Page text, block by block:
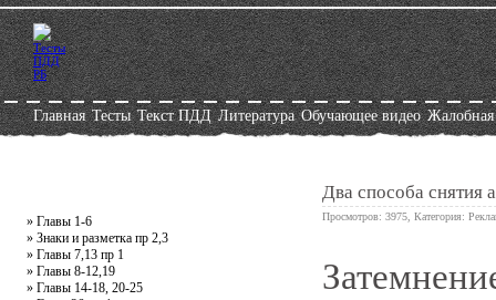
Главная Тесты Текст ПДД Литература Обучающее видео Жалобная
» Главы 1-6
» Знаки и разметка пр 2,3
» Главы 7,13 пр 1
» Главы 8-12,19
» Главы 14-18, 20-25
Два способа снятия
Просмотров: 3975, Категория: